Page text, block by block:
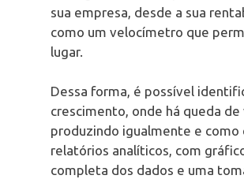
sua empresa, desde a sua
como um velocímetro que
lugar.
Dessa forma, é possível
crescimento, onde há queda
produzindo igualmente e
relatórios analíticos, com
completa dos dados e uma